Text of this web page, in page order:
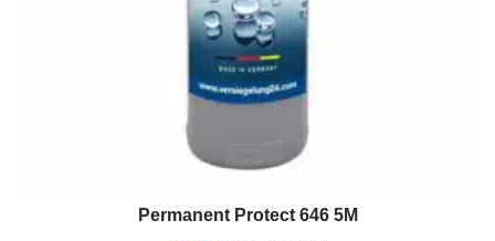
Permanent Protect 646 5M